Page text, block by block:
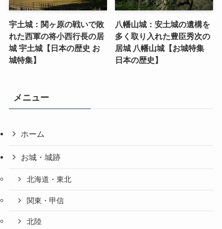
宇土城：関ヶ原の戦いで敗
れた西軍の将小西行長の居
城 宇土城【日本の歴史 お
城特集】
八幡山城：安土城の遺構を
多く取り入れた豊臣秀次の
居城 八幡山城【お城特集
日本の歴史】
メニュー
ホーム
お城・城跡
北海道・東北
関東・甲信
北陸